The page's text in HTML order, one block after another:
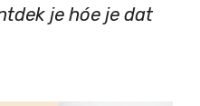
je hóe je dat